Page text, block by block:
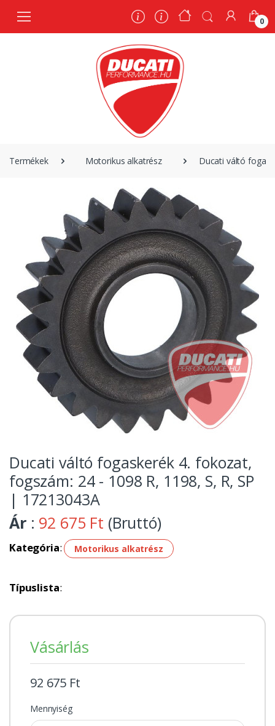
0
Termékek Motorikus alkatrész Ducati váltó
Ducati váltó fogaskerék 4. fokozat,
fogszám: 24 - 1098 R, 1198, S, R, SP
| 17213043A
Ár : 92 675 Ft (Bruttó)
Kategória: Motorikus alkatrész
Típuslista:
Vásárlás
92 675 Ft
Mennyiség
0